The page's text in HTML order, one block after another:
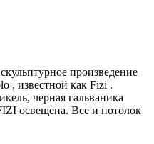
произведение
, известной как Fizi .
черная гальваника
освещена. Все и потолок